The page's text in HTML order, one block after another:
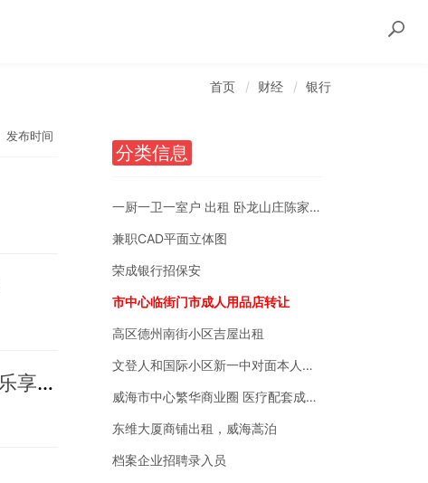
首页 财经 银行
发布时间
探索场景金融新模式 试点进企活动获实效 ——青岛分行团委开展"品味山姆 乐享民生"会员主题营销活动
分类信息
一厨一卫一室户 出租 卧龙山庄陈家后沟附近
兼职CAD平面立体图
荣成银行招保安
市中心临街门市成人用品店转让
高区德州南街小区吉屋出租
文登人和国际小区新一中对面本人自有房销售
威海市中心繁华商业圈 医疗配套成熟 南北通透
东维大厦商铺出租，威海蒿泊
档案企业招聘录入员